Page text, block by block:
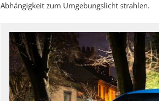
Abhängigkeit zum Umgebungslicht strahlen.